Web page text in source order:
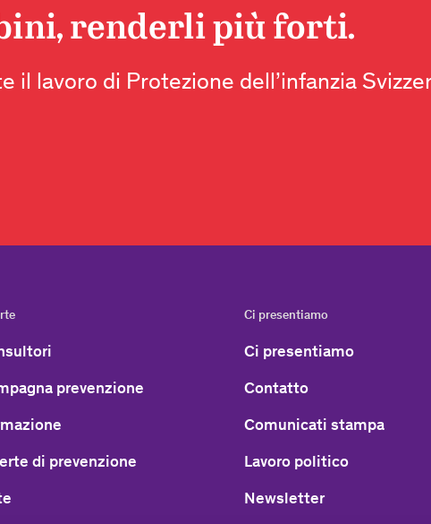
renderli più forti.
il lavoro di Protezione dell’infanzia
prevenzione
di prevenzione
Ci presentiamo
Ci presentiamo
Contatto
Comunicati stampa
Lavoro politico
Newsletter